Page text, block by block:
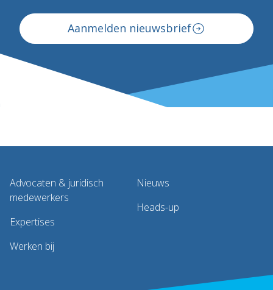
Aanmelden nieuwsbrief
Advocaten & juridisch
medewerkers
Expertises
Werken bij
Nieuws
Heads-up